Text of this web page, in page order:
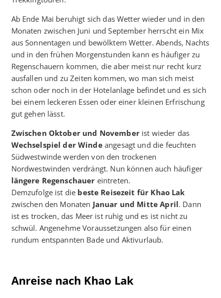
Ab Ende Mai beruhigt sich das Wetter wieder und in den
Monaten zwischen Juni und September herrscht ein Mix
aus Sonnentagen und bewölktem Wetter. Abends, Nachts
und in den frühen Morgenstunden kann es häufiger zu
Regenschauern kommen, die aber meist nur recht kurz
ausfallen und zu Zeiten kommen, wo man sich meist
schon oder noch in der Hotelanlage befindet und es sich
bei einem leckeren Essen oder einer kleinen Erfrischung
gut gehen lässt.
Zwischen Oktober und Novemberist wieder das
Wechselspiel der Windeangesagt und die feuchten
Südwestwinde werden von den trockenen
Nordwestwinden verdrängt. Nun können auch häufiger
längere Regenschauer eintreten.
Demzufolge ist die beste Reisezeit für Khao Lak
zwischen den Monaten Januar und Mitte April. Dann
ist es trocken, das Meer ist ruhig und es ist nicht zu
schwül. Angenehme Voraussetzungen also für einen
rundum entspannten Bade und Aktivurlaub.
Anreise nach Khao Lak